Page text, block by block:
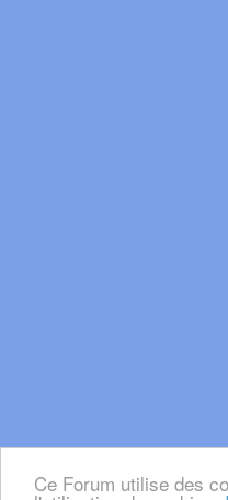
Ce Forum utilise des